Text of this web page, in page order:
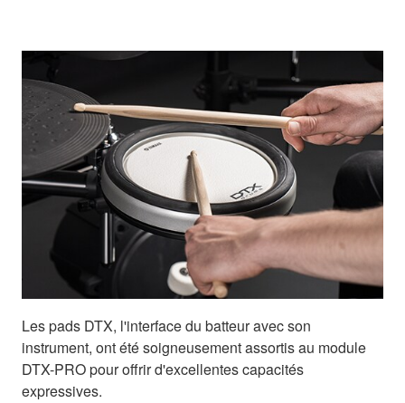
Les pads DTX, l'interface du batteur avec son
instrument, ont été soigneusement assortis au module
DTX-PRO pour offrir d'excellentes capacités
expressives.